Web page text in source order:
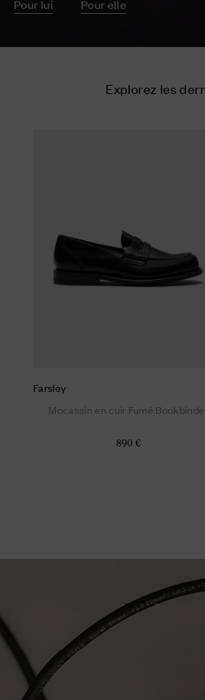
Pour lui Pour elle
Explorez les
Farsley
Mocassin en cuir Fumé
890 €